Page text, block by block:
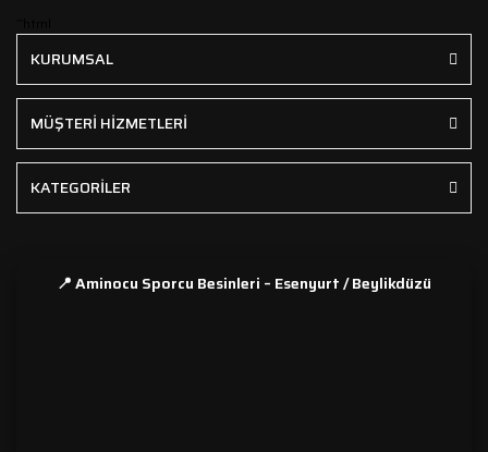
KURUMSAL
MÜŞTERİ HİZMETLERİ
KATEGORİLER
📍 Aminocu Sporcu Besinleri – Esenyurt / Beylikdüzü